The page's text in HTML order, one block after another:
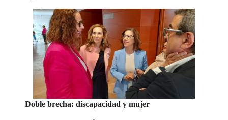
Doble brecha: discapacidad y mujer